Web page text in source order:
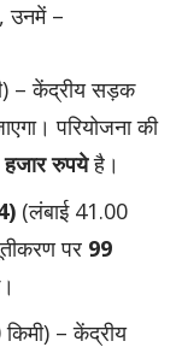
उनमें –
– केंद्रीय सड़क
परियोजना की
रुपयेहै।
(लंबाई 41.00
पर 99
– केंद्रीय